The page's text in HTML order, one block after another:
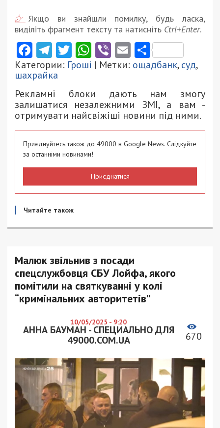
Якщо ви знайшли помилку, будь ласка,
виділіть фрагмент тексту та натисніть Ctrl+Enter.
Facebook
Telegram
Twitter
WhatsApp
ViberEmail
Категории: Гроші | Метки: ощадбанк,суд,
шахрайка
Рекламні блоки дають нам змогу
залишатися незалежними ЗМІ, а вам -
отримувати найсвіжіші новини під ними.
Приєднуйтесь також до 49000 в Google News. Слідкуйте
за останніми новинами!
Приєднатися
Читайте також
Малюк звільнив з посади
спецслужбовця СБУ Лойфа, якого
помітили на святкуванні у колі
“кримінальних авторитетів”
10/05/2025 - 9:20
АННА БАУМАН - СПЕЦИАЛЬНО ДЛЯ
49000.COM.UA
670